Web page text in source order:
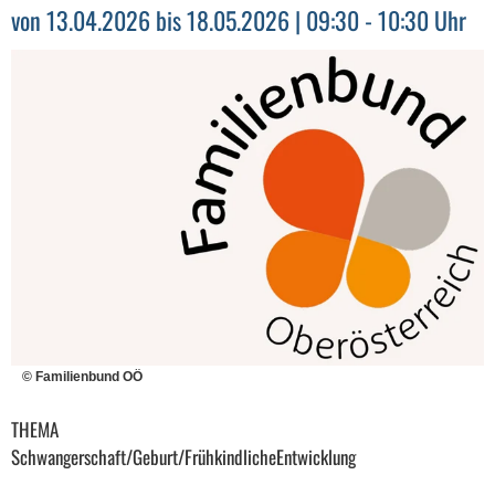
von 13.04.2026 bis 18.05.2026 | 09:30 - 10:30 Uhr
© Familienbund OÖ
THEMA
Schwangerschaft/Geburt/FrühkindlicheEntwicklung